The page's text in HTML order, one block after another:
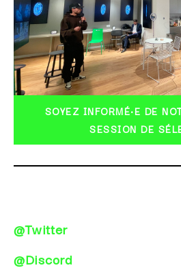
SOYEZ INFORMÉ·E DE
SESSION DE
@Twitter
@Discord